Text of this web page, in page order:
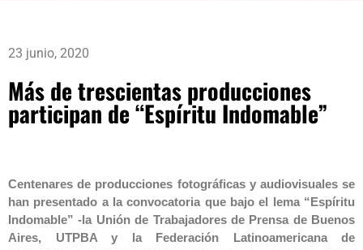
23 junio, 2020
Más de trescientas producciones
participan de “Espíritu Indomable”
Centenares de producciones fotográficas y audiovisuales se
han presentado a la convocatoria que bajo el lema “Espíritu
Indomable” -la Unión de Trabajadores de Prensa de Buenos
Aires, UTPBA y la Federación Latinoamericana de